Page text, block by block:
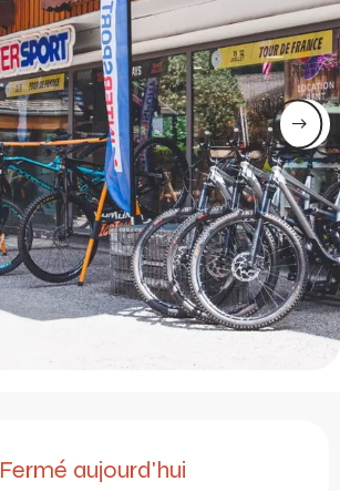
Fermé aujourd'hui